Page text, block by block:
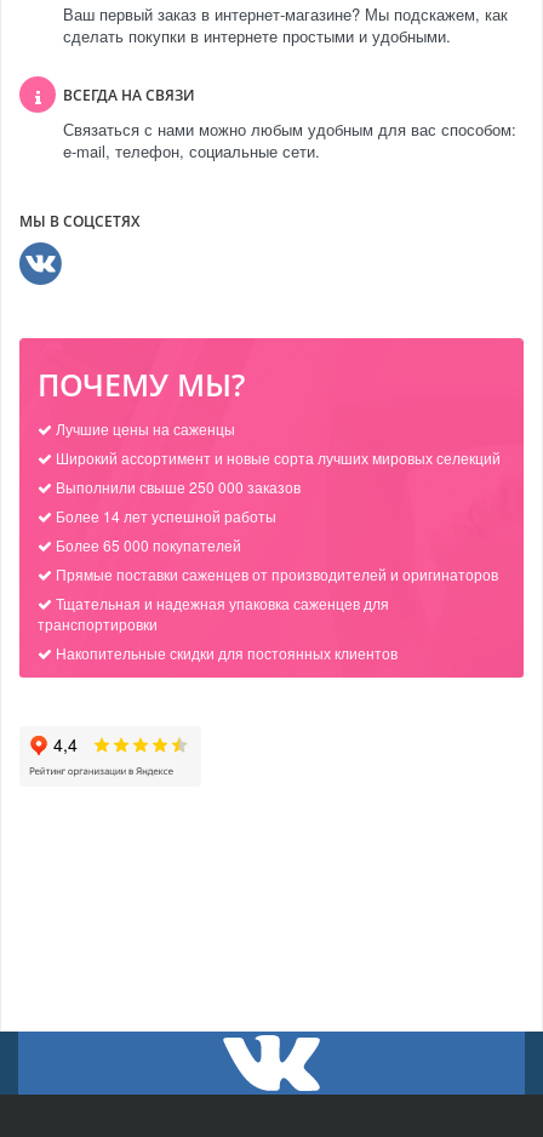
Ваш первый заказ в интернет-магазине? Мы подскажем, как
сделать покупки в интернете простыми и удобными.
ВСЕГДА НА СВЯЗИ
Связаться с нами можно любым удобным для вас способом:
e-mail, телефон, социальные сети.
МЫ В СОЦСЕТЯХ
ПОЧЕМУ МЫ?
Лучшие цены на саженцы
Широкий ассортимент и новые сорта лучших мировых селекций
Выполнили свыше 250 000 заказов
Более 14 лет успешной работы
Более 65 000 покупателей
Прямые поставки саженцев от производителей и оригинаторов
Тщательная и надежная упаковка саженцев для
транспортировки
Накопительные скидки для постоянных клиентов